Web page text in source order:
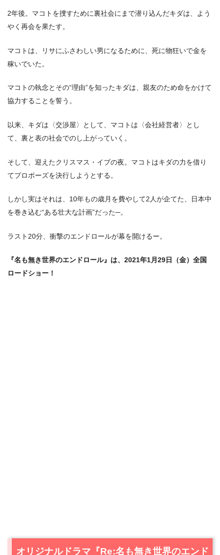
2年後。マコトを捜すために裏社会にまで潜り込んだキダは、よう
やく再会を果たす。
マコトは、リサにふさわしい男になるために、死に物狂いで金を
稼いでいた。
マコトの執念とその“理由”を知ったキダは、親友のため命をかけて
協力することを誓う。
以来、キダは〈交渉屋〉として、マコトは〈会社経営者〉とし
て、裏と表の社会でのし上がっていく。
そして、迎えたクリスマス・イブの夜。マコトはキダの力を借り
てプロポーズを決行しようとする。
しかし実はそれは、10年もの歳月を費やして2人が企てた、日本中
を巻き込む“ある壮大な計画”だった─。
ラスト20分、衝撃のエンドロールが幕を開けるー。
『名も無き世界のエンドロール』は、2021年1月29日（金）全国
ロードショー！
オリジナルドラマ『Re:名も無き世界のエンド